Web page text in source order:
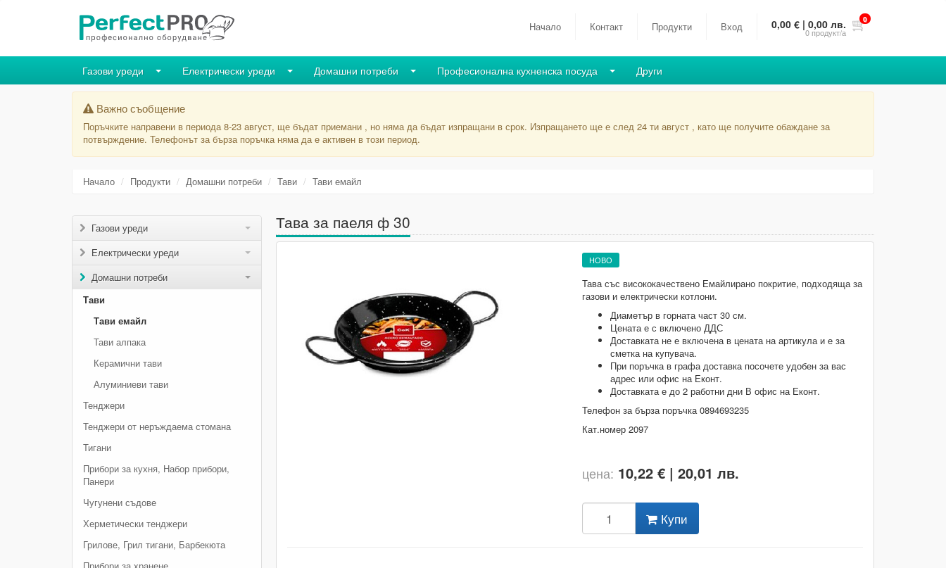
Начало Контакт Продукти Вход 0,00 € | 0,00 лв.
0продукт/а
0
Газови уреди Електрически уреди Домашни потреби Професионална кухненска посуда Други
Важно съобщение
Поръчките направени в периода 8-23 август, ще бъдат приемани , но няма да бъдат изпращани в срок. Изпращането ще е след 24 ти август , като ще получите обаждане за
потвърждение. Телефонът за бърза поръчка няма да е активен в този период.
Начало Продукти Домашни потреби Тави Тави емайл
Газови уреди
Електрически уреди
Домашни потреби
Тави
Тави емайл
Тави алпака
Керамични тави
Алуминиеви тави
Тенджери
Тенджери от неръждаема стомана
Тигани
Прибори за кухня, Набор прибори,
Панери
Чугунени съдове
Херметически тенджери
Грилове, Грил тигани, Барбекюта
Тава за паеля ф 30
НОВО
Тава със висококачествено Емайлирано покритие, подходяща за
газови и електрически котлони.
Диаметър в горната част 30 см.
Цената е с включено ДДС
Доставката не е включена в цената на артикула и е за
сметка на купувача.
При поръчка в графа доставка посочете удобен за вас
адрес или офис на Еконт.
Доставката е до 2 работни дни В офис на Еконт.
Телефон за бърза поръчка 0894693235
Кат.номер 2097
цена: 10,22 € | 20,01 лв.
Купи